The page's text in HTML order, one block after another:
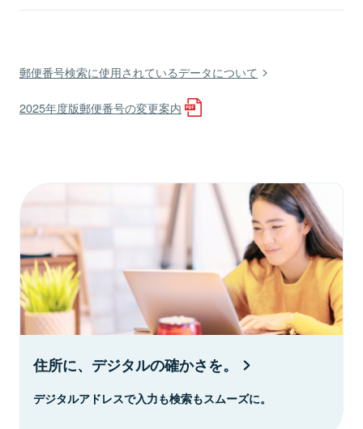
郵便番号検索に使用されているデータについて
2025年度版郵便番号の変更案内
住所に、デジタルの確かさを。
デジタルアドレスで入力も検索もスムーズに。